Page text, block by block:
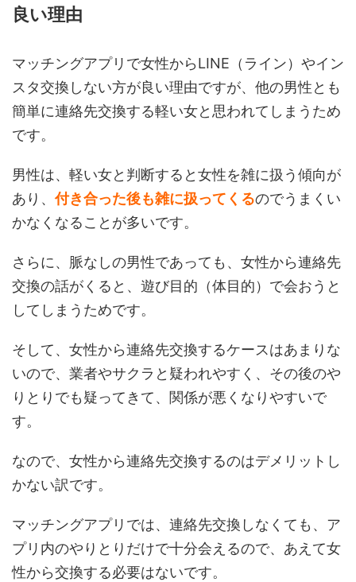
良い理由
マッチングアプリで女性からLINE（ライン）やイン
スタ交換しない方が良い理由ですが、他の男性とも
簡単に連絡先交換する軽い女と思われてしまうため
です。
男性は、軽い女と判断すると女性を雑に扱う傾向が
あり、付き合った後も雑に扱ってくるのでうまくい
かなくなることが多いです。
さらに、脈なしの男性であっても、女性から連絡先
交換の話がくると、遊び目的（体目的）で会おうと
してしまうためです。
そして、女性から連絡先交換するケースはあまりな
いので、業者やサクラと疑われやすく、その後のや
りとりでも疑ってきて、関係が悪くなりやすいで
す。
なので、女性から連絡先交換するのはデメリットし
かない訳です。
マッチングアプリでは、連絡先交換しなくても、ア
プリ内のやりとりだけで十分会えるので、あえて女
性から交換する必要はないです。